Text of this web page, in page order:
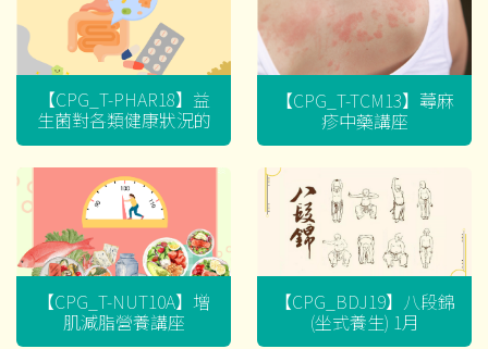
【CPG_T-PHAR18】益
生菌對各類健康狀況的
迷思
【CPG_T-TCM13】蕁麻
疹中藥講座
【CPG_T-NUT10A】增
肌減脂營養講座
【CPG_BDJ19】八段錦
(坐式養生) 1月